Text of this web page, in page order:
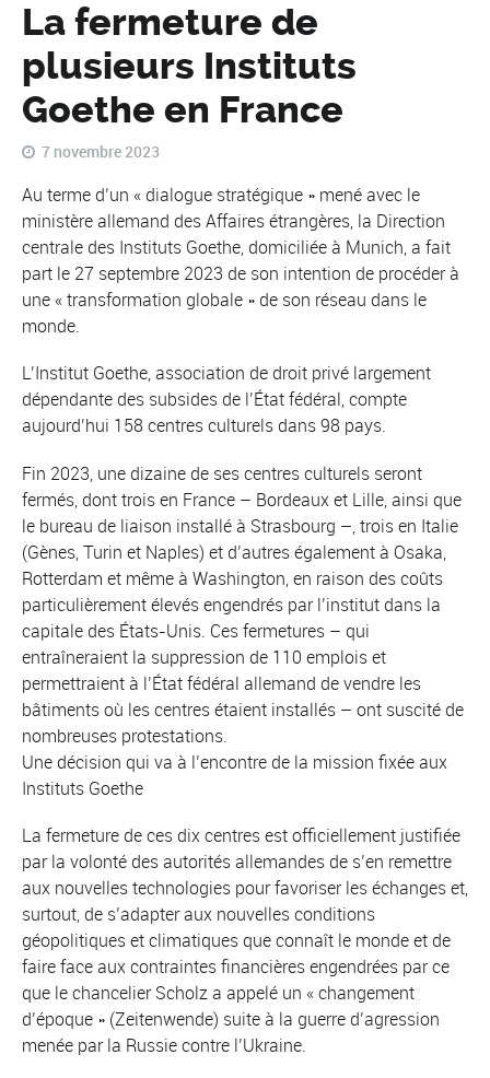
La fermeture de
plusieurs Instituts
Goethe en France
7 novembre 2023
Au terme d’un « dialogue stratégique » mené avec le
ministère allemand des Affaires étrangères, la Direction
centrale des Instituts Goethe, domiciliée à Munich, a fait
part le 27 septembre 2023 de son intention de procéder à
une « transformation globale » de son réseau dans le
monde.
L’Institut Goethe, association de droit privé largement
dépendante des subsides de l’État fédéral, compte
aujourd’hui 158 centres culturels dans 98 pays.
Fin 2023, une dizaine de ses centres culturels seront
fermés, dont trois en France – Bordeaux et Lille, ainsi que
le bureau de liaison installé à Strasbourg –, trois en Italie
(Gènes, Turin et Naples) et d’autres également à Osaka,
Rotterdam et même à Washington, en raison des coûts
particulièrement élevés engendrés par l’institut dans la
capitale des États-Unis. Ces fermetures – qui
entraîneraient la suppression de 110 emplois et
permettraient à l’État fédéral allemand de vendre les
bâtiments où les centres étaient installés – ont suscité de
nombreuses protestations.
Une décision qui va à l’encontre de la mission fixée aux
Instituts Goethe
La fermeture de ces dix centres est officiellement justifiée
par la volonté des autorités allemandes de s’en remettre
aux nouvelles technologies pour favoriser les échanges et,
surtout, de s’adapter aux nouvelles conditions
géopolitiques et climatiques que connaît le monde et de
faire face aux contraintes financières engendrées par ce
que le chancelier Scholz a appelé un « changement
d’époque » (Zeitenwende) suite à la guerre d’agression
menée par la Russie contre l’Ukraine.